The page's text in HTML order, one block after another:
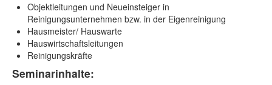
Objektleitungen und Neueinsteiger in
Reinigungsunternehmen bzw. in der Eigenreinigung
Hausmeister/ Hauswarte
Hauswirtschaftsleitungen
Reinigungskräfte
Seminarinhalte: